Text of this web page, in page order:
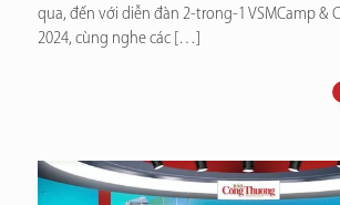
qua, đến với diễn đàn 2-trong-1 VSMCamp &
2024, cùng nghe các[…]